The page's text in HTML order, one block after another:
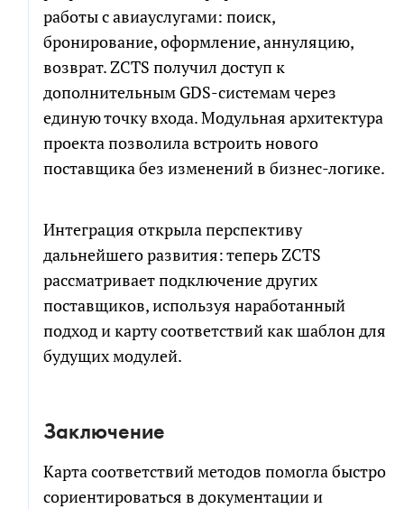
работы с авиауслугами: поиск,
бронирование, оформление, аннуляцию,
возврат. ZCTS получил доступ к
дополнительным GDS-системам через
единую точку входа. Модульная архитектура
проекта позволила встроить нового
поставщика без изменений в бизнес-логике.
Интеграция открыла перспективу
дальнейшего развития: теперь ZCTS
рассматривает подключение других
поставщиков, используя наработанный
подход и карту соответствий как шаблон для
будущих модулей.
Заключение
Карта соответствий методов помогла быстро
сориентироваться в документации и